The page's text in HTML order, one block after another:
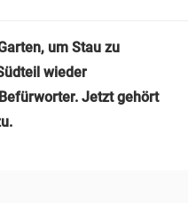
um Stau zu
wieder
Jetzt gehört